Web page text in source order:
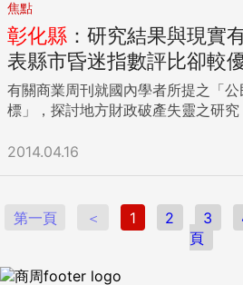
焦點
彰化縣 ：研究結果與現實
表縣市昏迷指數評比卻較
有關商業周刊就國內學者所提之「
標」，探討地方財政破產失靈之研究
2014.04.16
第一頁 ＜ 1 2 3
頁